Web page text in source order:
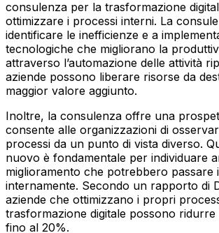
consulenza per la trasformazione
ottimizzare i processi interni. La
identificare le inefficienze e a
tecnologiche che migliorano la
attraverso l’automazione delle attività
aziende possono liberare risorse da
maggior valore aggiunto.
Inoltre, la consulenza offre una
consente alle organizzazioni di
processi da un punto di vista diverso.
nuovo è fondamentale per individuare
miglioramento che potrebbero passare
internamente. Secondo un rapporto di
aziende che ottimizzano i propri
trasformazione digitale possono ridurre
fino al 20%.